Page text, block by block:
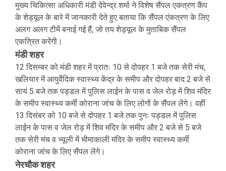
मुख्य चिकित्सा अधिकारी मंडी देवेन्द्र शर्मा ने विशेष सैंपल एकत्रण कैंप
के शेड्यूल के बारे में जानकारी देते हुए बताया कि सैंपल एंकत्रण के लिए
अलग अलग टीमें बनाई गई हैं, जो तय शेड्यूल के मुताबिक सैंपल
एकत्रित करेंगी।
मंडी शहर
12 दिसम्बर को मंडी शहर में प्रातः 10 से दोपहर 1 बजे तक सेरी मंच,
खलियार में आयुर्वेदिक स्वास्थ्य केंद्र के समीप और दोपहर बाद 2 बजे से
सायं 5 बजे तक पड्डल में पुलिस लाईन के पास व जेल रोड़ में शिव मंदिर
के समीप स्वास्थ्य कर्मी कोराना जांच के लिए लोगों के सैंपल लेंगे। वहीं
13 दिसंबर को 10 बजे से दोपहर 1 बजे तक पुनः पड्डल में पुलिस
लाईन के पास व जेल रोड़ में शिव मंदिर के समीप और 2 बजे से 5 बजे
तक सेरी मंच व भ्यूली में भीमाकाली मंदिर के समीप स्वास्थ्य कर्मी
कोराना जांच के लिए सैंपल लेंगे।
नेरचौक शहर